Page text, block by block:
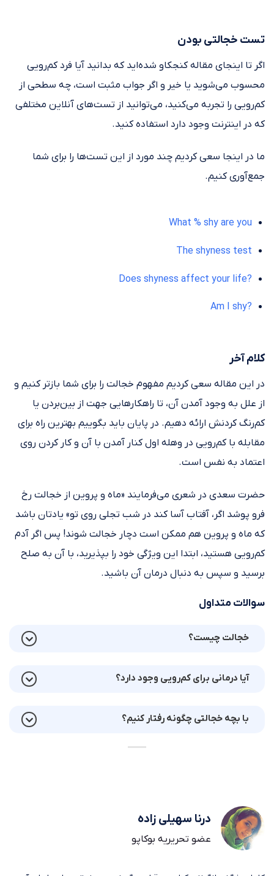
تست خجالتی بودن
اگر تا اینجای مقاله کنجکاو شده‌اید که بدانید آیا فرد کم‌رویی
محسوب می‌شوید یا خیر و اگر جواب مثبت است، چه سطحی از
کم‌رویی را تجربه می‌کنید، می‌توانید از تست‌های آنلاین مختلفی
که در اینترنت وجود دارد استفاده کنید.
ما در اینجا سعی کردیم چند مورد از این تست‌ها را برای شما
جمع‌آوری کنیم.
What % shy are you
The shyness test
?
Does shyness affect your life
?
Am I shy
کلام آخر
در این مقاله سعی کردیم مفهوم خجالت را برای شما بازتر کنیم و
از علل به وجود آمدن آن، تا راهکارهایی جهت از بین‌بردن یا
کم‌رنگ کردنش ارائه دهیم. در پایان باید بگوییم بهترین راه برای
مقابله با کم‌رویی در وهله اول کنار آمدن با آن و کار کردن روی
اعتماد به نفس است.
حضرت سعدی در شعری می‌فرمایند «ماه و پروین از خجالت رخ
فرو پوشد اگر، آفتاب آسا کند در شب تجلی روی تو» یادتان باشد
که ماه و پروین هم ممکن است دچار خجالت شوند! پس اگر آدم
کم‌رویی هستید، ابتدا این ویژگی خود را بپذیرید، با آن به صلح
برسید و سپس به دنبال درمان آن باشید.
سوالات متداول
خجالت چیست؟
آیا درمانی برای کم‌رویی وجود دارد؟
با بچه خجالتی چگونه رفتار کنیم؟
درنا سهیلی زاده
عضو تحریریه بوکاپو